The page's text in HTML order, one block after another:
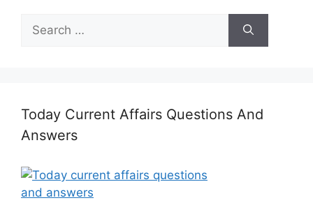
for:
Today Current Affairs Questions And
Answers